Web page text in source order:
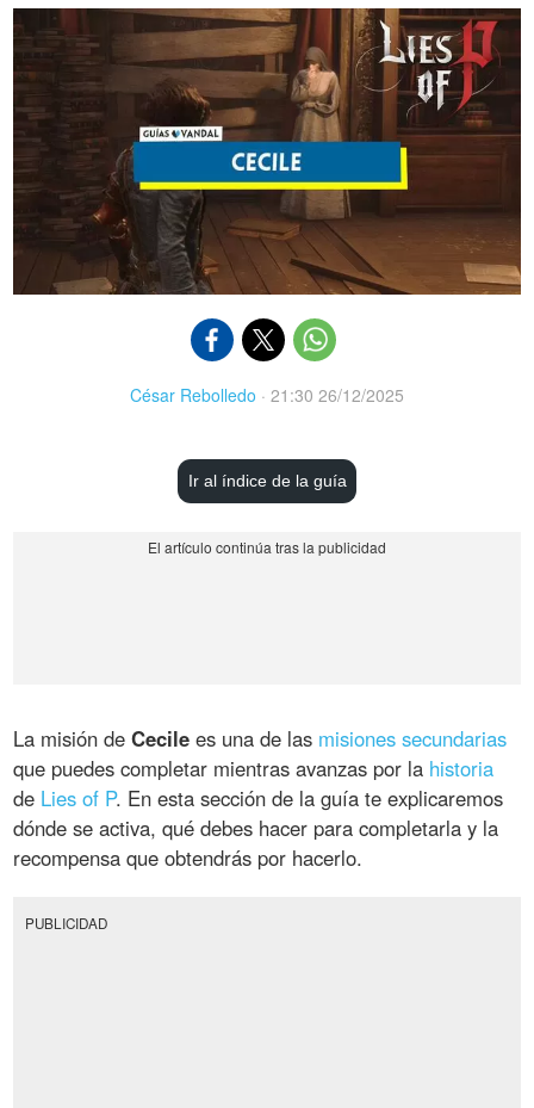
César Rebolledo · 21:30 26/12/2025
Ir al índice de la guía
La misión deCecile es una de las misiones secundarias
que puedes completar mientras avanzas por la historia
de Lies of P. En esta sección de la guía te explicaremos
dónde se activa, qué debes hacer para completarla y la
recompensa que obtendrás por hacerlo.
PUBLICIDAD